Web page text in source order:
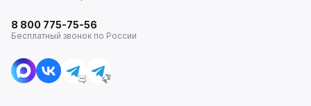
8 800 775-75-56
Бесплатный звонок по России